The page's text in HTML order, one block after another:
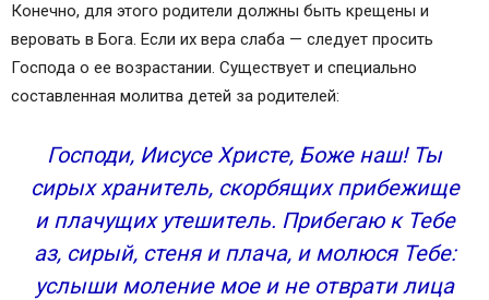
Конечно, для этого родители должны быть крещены и
веровать в Бога. Если их вера слаба — следует просить
Господа о ее возрастании. Существует и специально
составленная молитва детей за родителей:
Господи, Иисусе Христе, Боже наш! Ты
сирых хранитель, скорбящих прибежище
и плачущих утешитель. Прибегаю к Тебе
аз, сирый, стеня и плача, и молюся Тебе:
услыши моление мое и не отврати лица